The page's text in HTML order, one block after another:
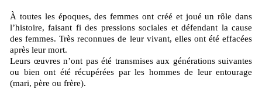
À toutes les époques, des femmes ont créé et joué un rôle dans
l’histoire, faisant fi des pressions sociales et défendant la cause
des femmes. Très reconnues de leur vivant, elles ont été effacées
après leur mort.
Leurs œuvres n’ont pas été transmises aux générations suivantes
ou bien ont été récupérées par les hommes de leur entourage
(mari, père ou frère).